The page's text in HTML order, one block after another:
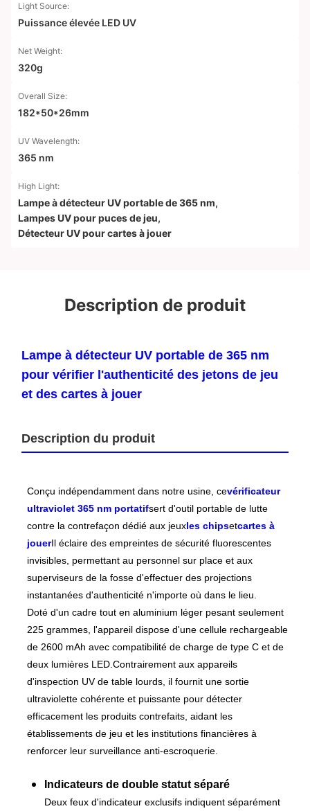
Light Source:
Puissance élevée LED UV
Net Weight:
320g
Overall Size:
182*50*26mm
UV Wavelength:
365 nm
High Light:
Lampe à détecteur UV portable de 365 nm,
Lampes UV pour puces de jeu,
Détecteur UV pour cartes à jouer
Description de produit
Lampe à détecteur UV portable de 365 nm
pour vérifier l'authenticité des jetons de jeu
et des cartes à jouer
Description du produit
Conçu indépendamment dans notre usine, cevérificateur
ultraviolet 365 nm portatifsert d'outil portable de lutte
contre la contrefaçon dédié aux jeuxles chipsetcartes à
jouerIl éclaire des empreintes de sécurité fluorescentes
invisibles, permettant au personnel sur place et aux
superviseurs de la fosse d'effectuer des projections
instantanées d'authenticité n'importe où dans le lieu.
Doté d'un cadre tout en aluminium léger pesant seulement
225 grammes, l'appareil dispose d'une cellule rechargeable
de 2600 mAh avec compatibilité de charge de type C et de
deux lumières LED.Contrairement aux appareils
d'inspection UV de table lourds, il fournit une sortie
ultraviolette cohérente et puissante pour détecter
efficacement les produits contrefaits, aidant les
établissements de jeu et les institutions financières à
renforcer leur surveillance anti-escroquerie.
Indicateurs de double statut séparé
Deux feux d'indicateur exclusifs indiquent séparément